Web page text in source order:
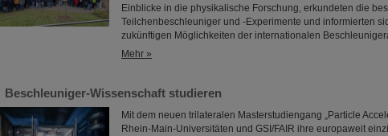
Einblicke in die physikalische Forschung, erkundeten die
Teilchenbeschleuniger und -Experimente und informierten
zukünftigen Möglichkeiten der internationalen
Mehr »
Beschleuniger-Wissenschaft studieren
Mit dem neuen trilateralen Masterstudiengang „Particle
Rhein-Main-Universitäten und GSI/FAIR ihre europaweit